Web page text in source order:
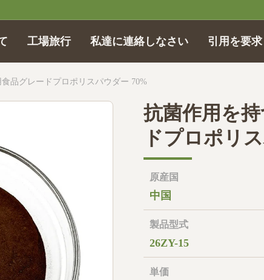
工場旅行 私達に連絡しなさい 引用を要
品グレードプロポリスパウダー 70%
抗菌作用を
ドプロポリ
原産国
中国
製品型式
26ZY-15
単価